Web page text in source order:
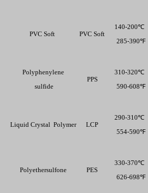
PVC Soft PVC Soft
140-200℃
  285-390℉
Polyphenylene
  sulfide
PPS
310-320℃
  590-608℉
Liquid Crystal  Polymer LCP
290-310℃
  554-590℉
Polyethersulfone PES
330-370℃
  626-698℉